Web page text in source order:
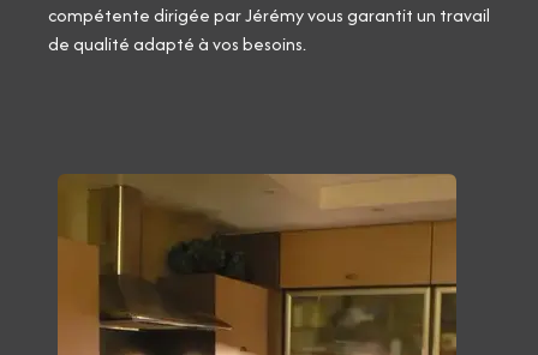
compétente dirigée par Jérémy vous garantit un travail
de qualité adapté à vos besoins.